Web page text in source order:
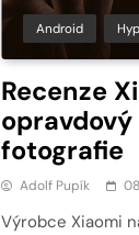
Android
Recenze
fotografie
Adolf Pupík
Výrobce Xiaomi